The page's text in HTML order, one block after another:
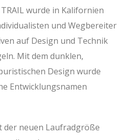
wurde in Kalifornien
und Wegbereiter
auf Design und Technik
Mit dem dunklen,
Design wurde
Entwicklungsnamen
der neuen Laufradgröße